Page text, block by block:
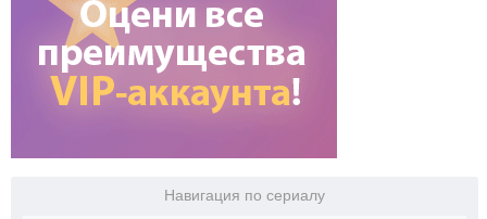
Навигация по сериалу